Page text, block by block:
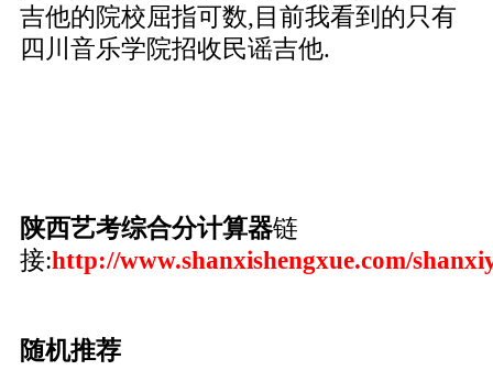
吉他的院校屈指可数,目前我看到的只有
四川音乐学院招收民谣吉他.
陕西艺考综合分计算器链
接:http://www.shanxishengxue.com/
随机推荐